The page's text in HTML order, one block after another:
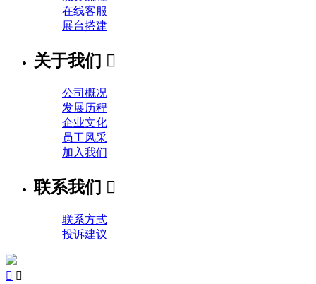
在线客服
展台搭建
关于我们 
公司概况
发展历程
企业文化
员工风采
加入我们
联系我们 
联系方式
投诉建议
 